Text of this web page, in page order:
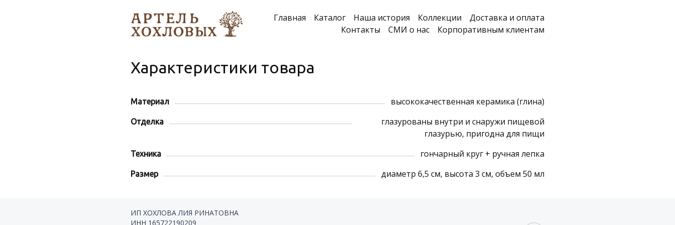
Главная Каталог Наша история Коллекции
Доставка и оплата
Контакты
СМИ о нас Корпоративным клиентам
Характеристики товара
Материал высококачественная керамика (глина)
Отделка
глазурованы внутри и снаружи пищевой
глазурью, пригодна для пищи
Техника гончарный круг + ручная лепка
Размер диаметр 6,5 см, высота 3 см, объем 50 мл
ИП ХОХЛОВА ЛИЯ РИНАТОВНА
ИНН 165722190209